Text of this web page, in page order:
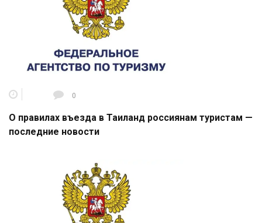
0
О правилах въезда в Таиланд россиянам туристам —
последние новости